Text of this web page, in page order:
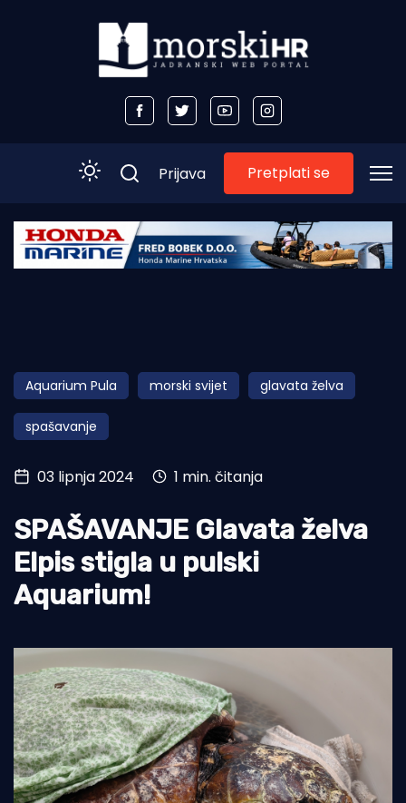
Početna
Obala
Otoci
Turizam i nautika
Pomorstvo
Ekologija
Tradicija i kultura
Prijava Pretplati se
Aquarium Pula morski svijet glavata želva
spašavanje
03 lipnja 2024 1 min. čitanja
SPAŠAVANJE Glavata želva
Elpis stigla u pulski
Aquarium!